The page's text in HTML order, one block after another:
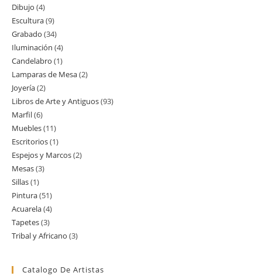
Dibujo 44
productos
Escultura 99
productos
Grabado 3434
productos
Iluminación 44
productos
Candelabro 11
producto
Lamparas de Mesa 22
Joyería 22
productos
Libros de Arte y Antiguos 9393
Marfil 66
productos
Muebles 1111
productos
Escritorios 11
producto
Espejos y Marcos 22
Mesas 33
Sillas 11
producto
Pintura 5151
productos
Acuarela 44
productos
Tapetes 33
productos
Tribal y Africano 33
Catalogo De Artistas